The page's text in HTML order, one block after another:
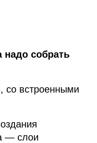
надо собрать
со встроенными
— слои